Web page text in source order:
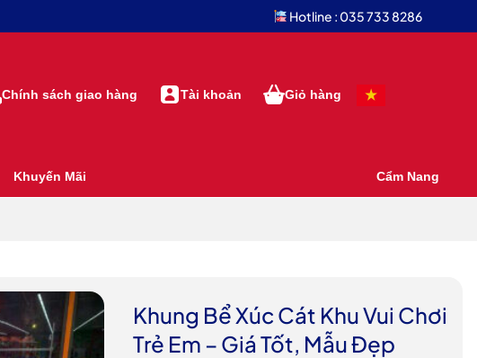
Hotline : 035 733 8286
Chính sách giao hàng Tài khoản Giỏ hàng
Khuyến Mãi Cẩm Nang
Khung Bể Xúc Cát Khu Vui Chơi
Trẻ Em – Giá Tốt, Mẫu Đẹp